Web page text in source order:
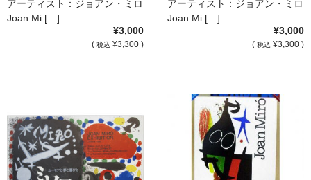
アーティスト：ジョアン・ミロ
Joan Mi […]
¥3,000
( 税込 ¥3,300 )
アーティスト：ジョアン・ミロ
Joan Mi […]
¥3,000
( 税込 ¥3,300 )